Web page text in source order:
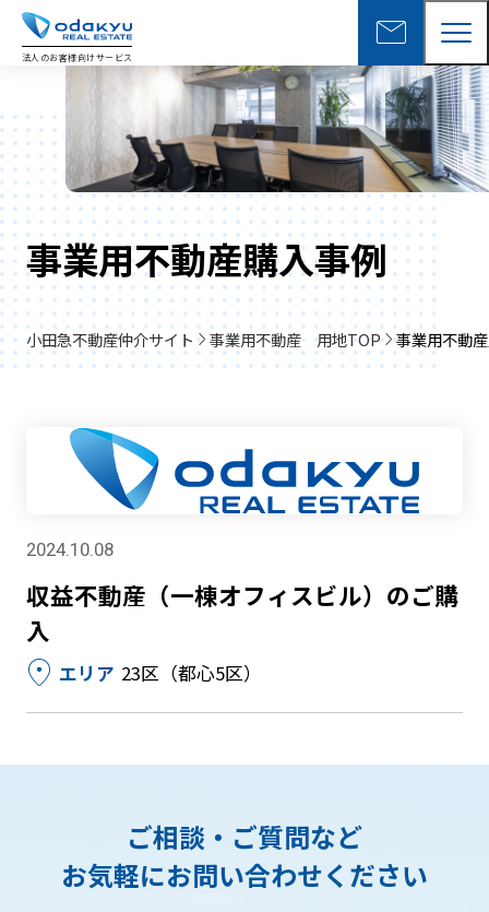
法人のお客様向けサービス mail
事業用不動産購入事例
小田急不動産仲介サイト 事業用不動産 用地TOP 事業用不動
2024.10.08
収益不動産（一棟オフィスビル）のご購
入
location_on エリア 23区（都心5区）
ご相談・ご質問など
お気軽にお問い合わせください